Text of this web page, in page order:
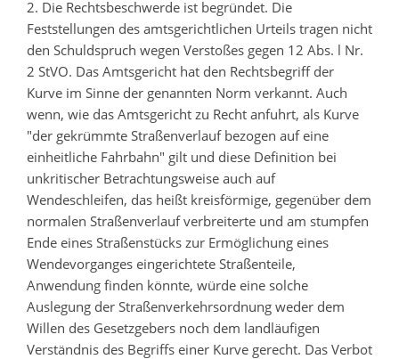
2. Die Rechtsbeschwerde ist begründet. Die
Feststellungen des amtsgerichtlichen Urteils tragen nicht
den Schuldspruch wegen Verstoßes gegen 12 Abs. l Nr.
2 StVO. Das Amtsgericht hat den Rechtsbegriff der
Kurve im Sinne der genannten Norm verkannt. Auch
wenn, wie das Amtsgericht zu Recht anfuhrt, als Kurve
"der gekrümmte Straßenverlauf bezogen auf eine
einheitliche Fahrbahn" gilt und diese Definition bei
unkritischer Betrachtungsweise auch auf
Wendeschleifen, das heißt kreisförmige, gegenüber dem
normalen Straßenverlauf verbreiterte und am stumpfen
Ende eines Straßenstücks zur Ermöglichung eines
Wendevorganges eingerichtete Straßenteile,
Anwendung finden könnte, würde eine solche
Auslegung der Straßenverkehrsordnung weder dem
Willen des Gesetzgebers noch dem landläufigen
Verständnis des Begriffs einer Kurve gerecht. Das Verbot